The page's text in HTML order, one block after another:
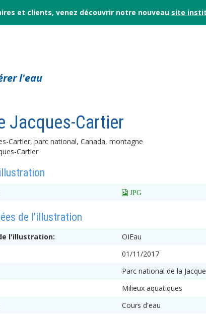
et clients, venez découvrir notre nouveau site
l'eau
Jacques-Cartier
Cartier, parc national, Canada, montagne
 JPG
de l'illustration
l'illustration:
OIEau
01/11/2017
Parc national de la
Milieux aquatiques
Cours d'eau